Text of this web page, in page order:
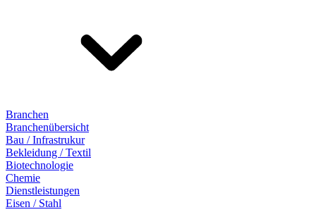
Branchen
Branchenübersicht
Bau / Infrastrukur
Bekleidung / Textil
Biotechnologie
Chemie
Dienstleistungen
Eisen / Stahl